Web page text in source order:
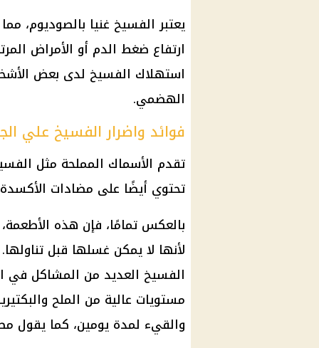
يعتبر الفسيخ غنيا بالصوديوم،
ارتفاع ضغط الدم أو الأمراض
استهلاك الفسيخ لدى بعض
الهضمي.
فوائد واضرار الفسيخ علي
تقدم الأسماك المملحة مثل
تحتوي أيضًا على مضادات الأكسدة
بالعكس تمامًا، فإن هذه الأطعمة
لأنها لا يمكن غسلها قبل
الفسيخ العديد من المشاكل في
مستويات عالية من الملح
والقيء لمدة يومين، كما يقول